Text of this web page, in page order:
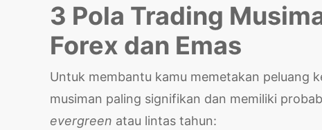
3 Pola Trading
Forex dan Emas
Untuk membantu kamu memetakan peluang
musiman paling signifikan dan memiliki
evergreen atau lintas tahun: